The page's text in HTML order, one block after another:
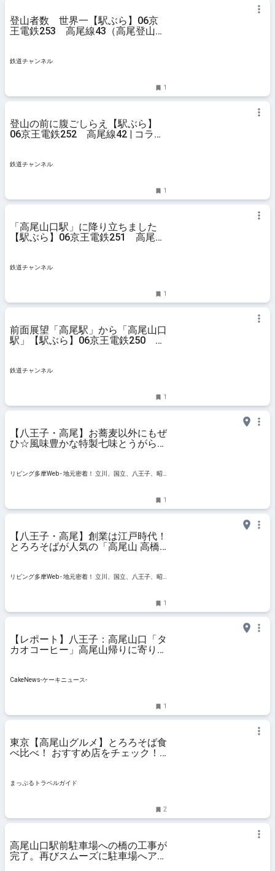
登山者数 世界一【駅ぶら】06京
王電鉄253 高尾線43（高尾登山電
鉄道チャンネル
1
登山の前に腹ごしらえ【駅ぶら】
06京王電鉄252 高尾線42 | コラム
鉄道チャンネル
1
「高尾山口駅」に降り立ちました
【駅ぶら】06京王電鉄251 高尾線
鉄道チャンネル
1
前面展望「高尾駅」から「高尾山口
駅」【駅ぶら】06京王電鉄250 高
鉄道チャンネル
1
【八王子・高尾】お蕎麦以外にもぜ
ひ☆風味豊かな特製七味とうがらし
リビング多摩Web - 地元密着！ 立川、国立、八王子、昭
1
【八王子・高尾】創業は江戸時代！
とろろそばが人気の「高尾山 高橋
リビング多摩Web - 地元密着！ 立川、国立、八王子、昭
1
【レポート】八王子：高尾山口「タ
カオコーヒー」高尾山帰りに寄りた
CakeNews-ケーキニュース-
1
東京【高尾山グルメ】とろろそば食
べ比べ！ おすすめ店をチェック！ -
まっぷるトラベルガイド
2
高尾山口駅前駐車場への橋の工事が
完了。再びスムーズに駐車場へアク